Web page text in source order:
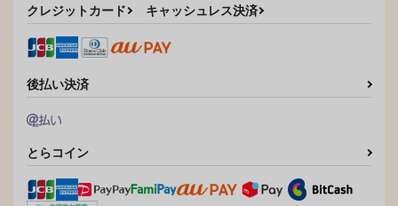
クレジットカード キャッシュレス決済
後払い決済
とらコイン